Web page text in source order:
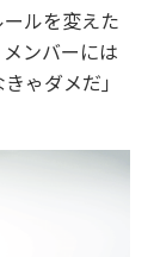
ルを変えた
ンバーには
ゃダメだ」